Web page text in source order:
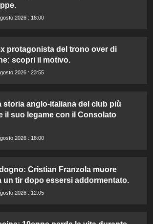
2026 : 18:00
protagonista del trono over di
scopri il motivo.
2026 : 23:55
storia anglo-italiana del club più
il suo legame con il Consolato
2026 : 18:00
Cristian Franzola muore
un tir dopo essersi addormentato.
2026 : 12:05